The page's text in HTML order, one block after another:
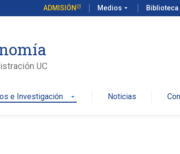
ADMISIÓN Medios arrow_drop_down Biblioteca
UC
e Investigación arrow_drop_down Noticias